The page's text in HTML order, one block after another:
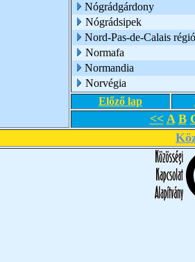
Nógrádgárdony
Nógrádsipek
Nord-Pas-de-Calais régió
Normafa
Normandia
Norvégia
Előző lap
<< A B